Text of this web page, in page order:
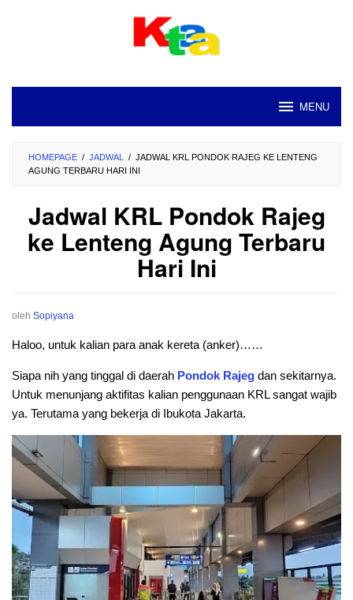
MENU
HOMEPAGE / JADWAL / JADWAL KRL PONDOK RAJEG KE LENTENG
AGUNG TERBARU HARI INI
Jadwal KRL Pondok Rajeg
ke Lenteng Agung Terbaru
Hari Ini
oleh Sopiyana
Haloo, untuk kalian para anak kereta (anker)……
Siapa nih yang tinggal di daerah Pondok Rajeg dan sekitarnya.
Untuk menunjang aktifitas kalian penggunaan KRL sangat wajib
ya. Terutama yang bekerja di Ibukota Jakarta.